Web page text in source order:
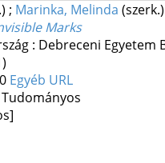
; Marinka, Melinda (szerk.)
Marks
: Debreceni Egyetem
Egyéb URL